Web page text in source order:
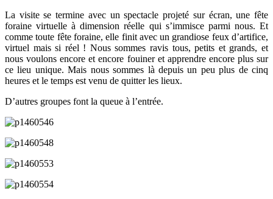
La visite se termine avec un spectacle projeté sur écran, une fête
foraine virtuelle à dimension réelle qui s’immisce parmi nous. Et
comme toute fête foraine, elle finit avec un grandiose feux d’artifice,
virtuel mais si réel ! Nous sommes ravis tous, petits et grands, et
nous voulons encore et encore fouiner et apprendre encore plus sur
ce lieu unique. Mais nous sommes là depuis un peu plus de cinq
heures et le temps est venu de quitter les lieux.
D’autres groupes font la queue à l’entrée.